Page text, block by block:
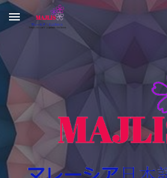
Skip to main content